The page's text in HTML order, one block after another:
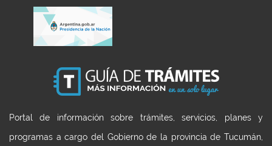
Portal de información sobre trámites, servicios, planes y
programas a cargo del Gobierno de la provincia de Tucumán,